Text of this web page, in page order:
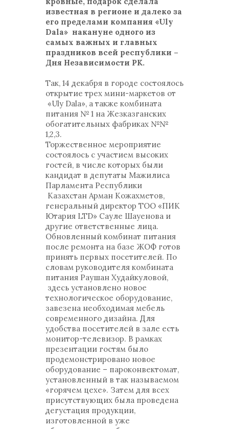
известная в регионе и далеко за
его пределами компания «Uly
Dala» накануне одного из
самых важных и главных
праздников всей республики –
Дня Независимости РК.
Так, 14 декабря в городе состоялось
открытие трех мини-маркетов от
«Uly Dala», а также комбината
питания № 1 на Жезказганских
обогатительных фабриках №№
1,2,3.
Торжественное мероприятие
состоялось с участием высоких
гостей, в числе которых были
кандидат в депутаты Мажилиса
Парламента Республики
Казахстан Арман Кожахметов,
генеральный директор ТОО «ПИК
Ютария LTD» Сауле Шауенова и
другие ответственные лица.
Обновленный комбинат питания
после ремонта на базе ЖОФ готов
принять первых посетителей. По
словам руководителя комбината
питания Раушан Худайкуловой,
здесь установлено новое
технологическое оборудование,
завезена необходимая мебель
современного дизайна. Для
удобства посетителей в зале есть
монитор-телевизор. В рамках
презентации гостям было
продемонстрировано новое
оборудование – пароконвектомат,
установленный в так называемом
«горячем цехе». Затем для всех
присутствующих была проведена
дегустация продукции,
изготовленной в уже